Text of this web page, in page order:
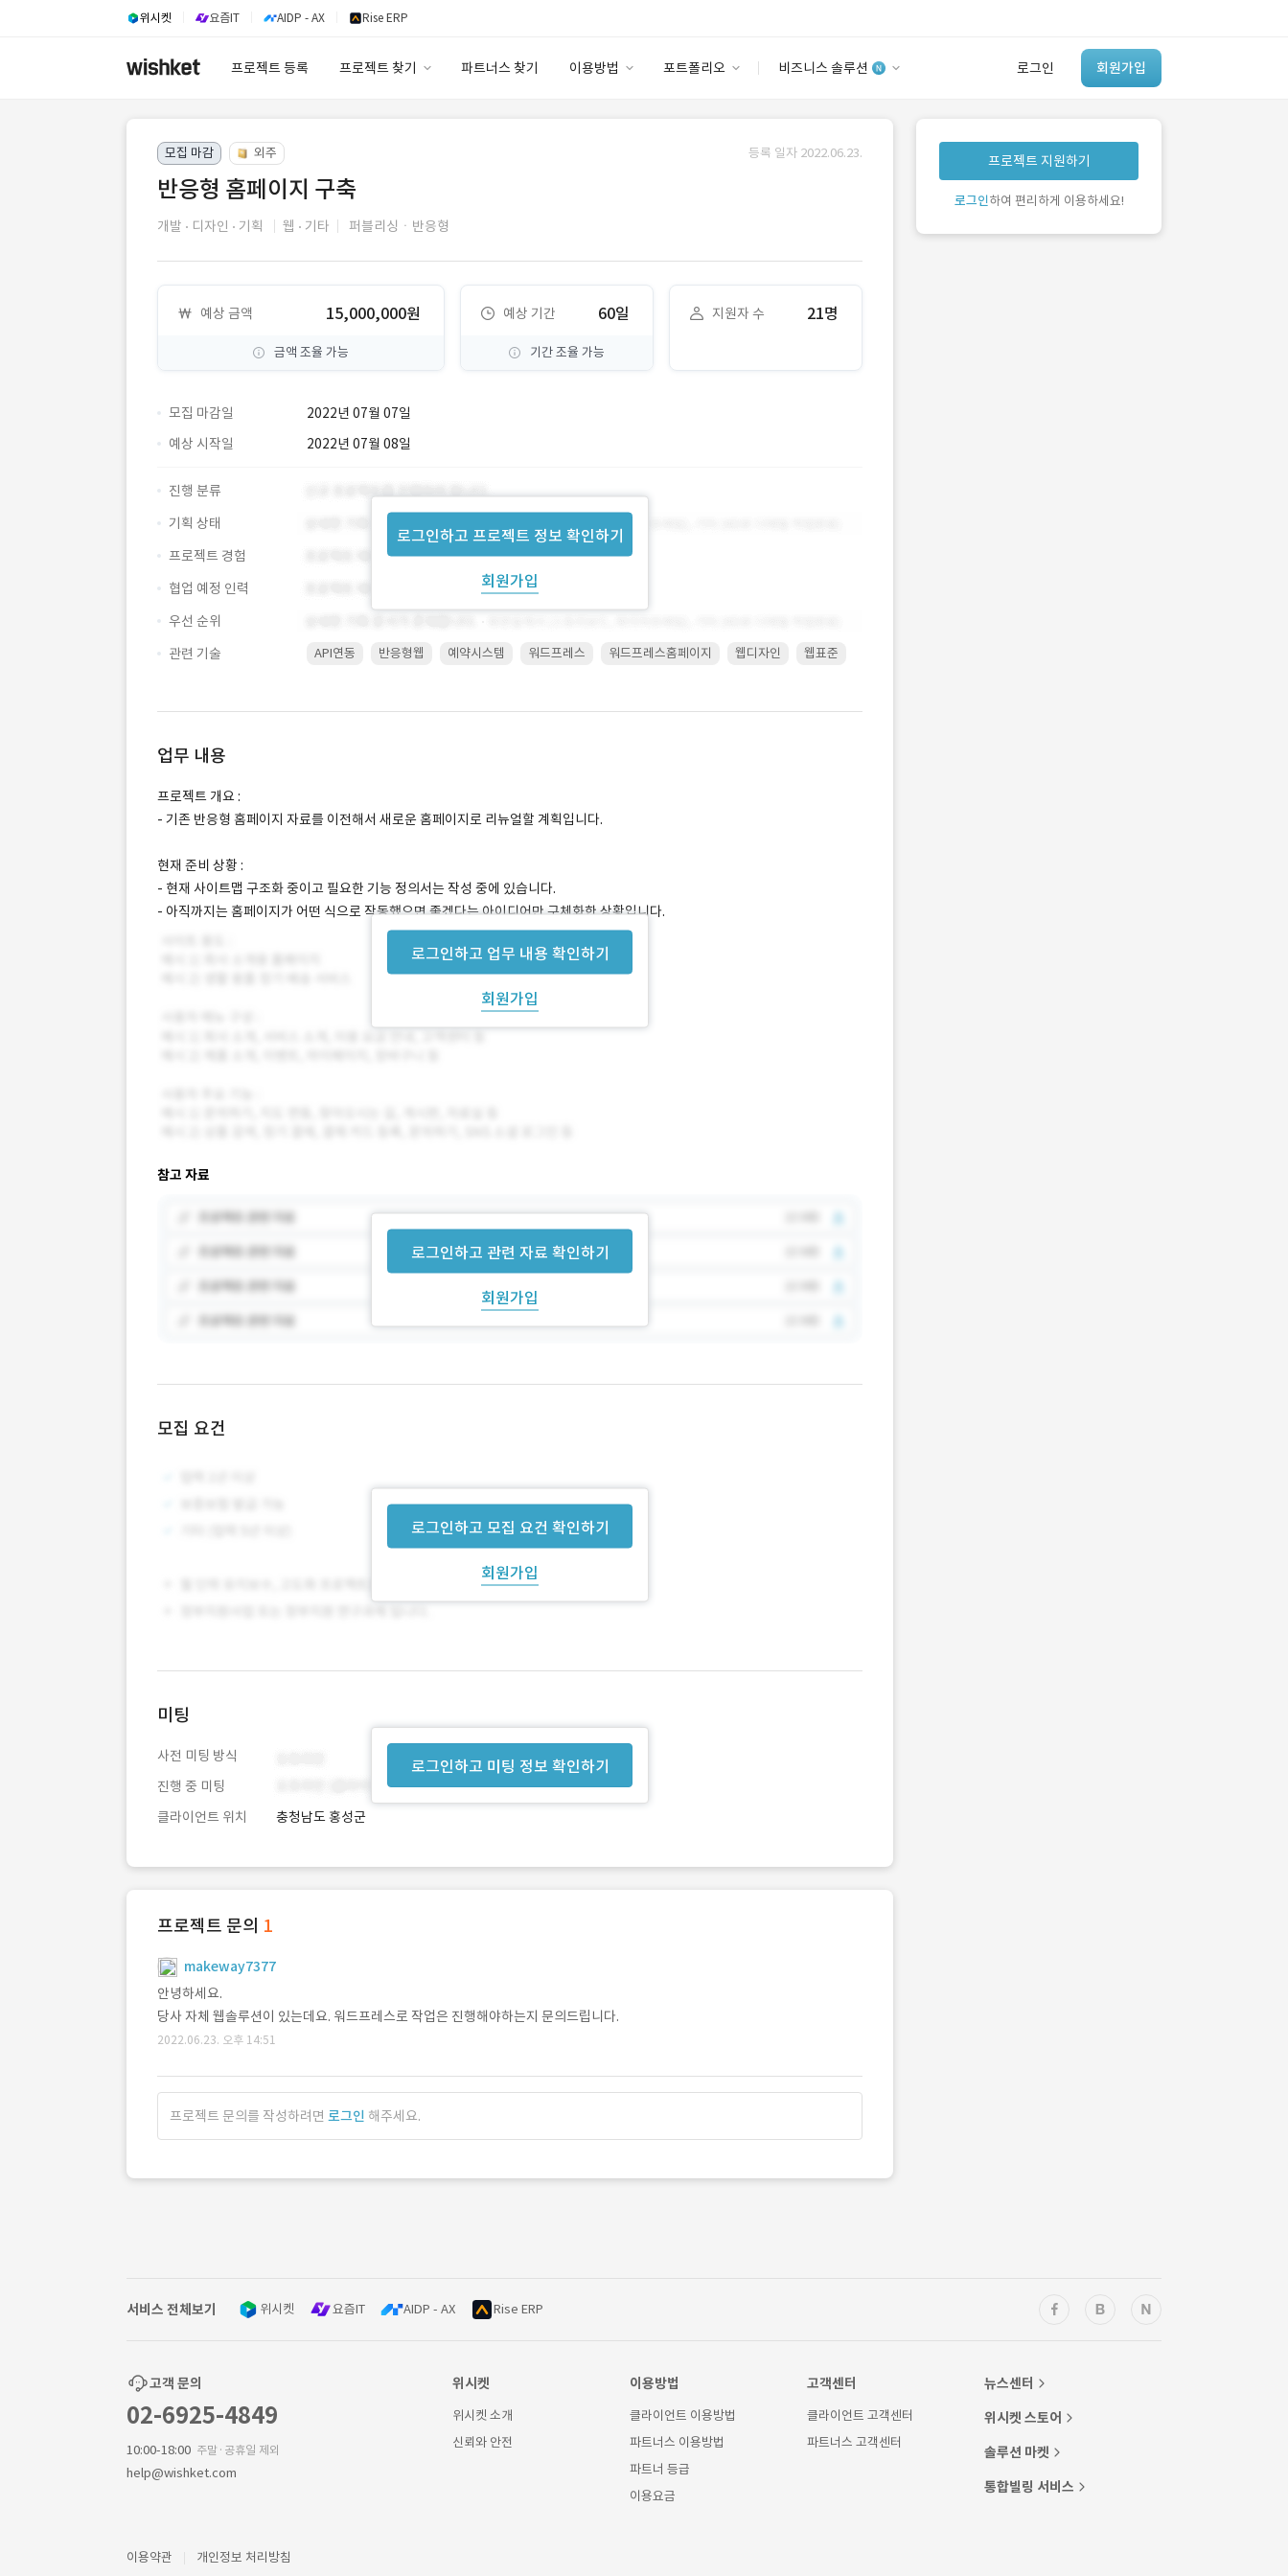
위시켓 요즘IT AIDP - AX Rise ERP
프로젝트 등록 프로젝트 찾기 파트너스 찾기 이용방법 포트폴리오 비즈니스 솔루션 로그인 회원가입
안심 코드 케어
유사사례 검색 AI
‘이런 거’ 만들어본
개발 회사 있어?
모집 마감 외주 등록 일자 2022.06.23.
반응형 홈페이지 구축
개발 디자인 기획 웹 기타 퍼블리싱ㆍ반응형
예상 금액 15,000,000원
금액 조율 가능
예상 기간 60일
기간 조율 가능
지원자 수 21명
모집 마감일 2022년 07월 07일
로그인하고 프로젝트 정보 확인하기
회원가입
예상 시작일 2022년 07월 08일
진행 분류
기획 상태
프로젝트 경험
협업 예정 인력
우선 순위
관련 기술
API연동 반응형웹 예약시스템 워드프레스 워드프레스홈페이지 웹디자인 웹표준
업무 내용
로그인하고 업무 내용 확인하기
회원가입
프로젝트 개요 :
- 기존 반응형 홈페이지 자료를 이전해서 새로운 홈페이지로 리뉴얼할 계획입니다.
현재 준비 상황 :
- 현재 사이트맵 구조화 중이고 필요한 기능 정의서는 작성 중에 있습니다.
- 아직까지는 홈페이지가 어떤 식으로 작동했으면 좋겠다는 아이디어만 구체화한 상황입니다.
참고 자료
로그인하고 관련 자료 확인하기
회원가입
모집 요건
로그인하고 모집 요건 확인하기
회원가입
로그인하고 미팅 정보 확인하기
미팅
사전 미팅 방식
진행 중 미팅
클라이언트 위치
충청남도 홍성군
프로젝트 문의 1
makeway7377
안녕하세요.
당사 자체 웹솔루션이 있는데요. 워드프레스로 작업은 진행해야하는지 문의드립니다.
2022.06.23. 오후 14:51
프로젝트 문의를 작성하려면 로그인 해주세요.
프로젝트 지원하기
로그인하여 편리하게 이용하세요!
서비스 전체보기 위시켓 요즘IT AIDP - AX Rise ERP
고객 문의
02-6925-4849
10:00-18:00 주말·공휴일 제외
help@wishket.com
위시켓
위시켓 소개
신뢰와 안전
이용방법
클라이언트 이용방법
파트너스 이용방법
파트너 등급
이용요금
고객센터
클라이언트 고객센터
파트너스 고객센터
뉴스센터
위시켓 스토어
솔루션 마켓
통합빌링 서비스
이용약관 개인정보 처리방침